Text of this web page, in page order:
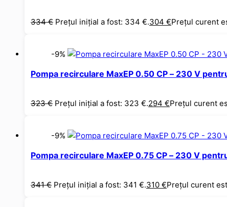
334€ Prețul inițial a fost: 334 €.304 €Prețul curent
-9%
Pompa recirculare MaxEP 0.50 CP – 230 V
323€ Prețul inițial a fost: 323 €.294 €Prețul curent
-9%
Pompa recirculare MaxEP 0.75 CP – 230 V
341€ Prețul inițial a fost: 341 €.310 €Prețul curent